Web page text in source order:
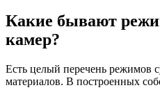
Какие бывают
камер?
Есть целый перечень режимов
материалов. В построенных